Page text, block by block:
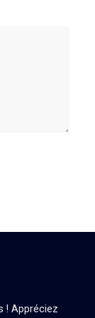
! Appréciez